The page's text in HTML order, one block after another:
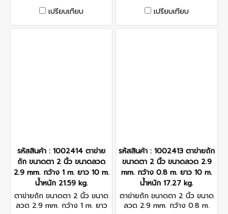
เปรียบเทียบ
เปรียบเทียบ
รหัสสินค้า : 1002414 ตาข่าย
ถัก ขนาดตา 2 นิ้ว ขนาดลวด
2.9 mm. กว้าง 1 m. ยาว 10 m.
น้ำหนัก 21.59 kg.
ตาข่ายถัก ขนาดตา 2 นิ้ว ขนาด
ลวด 2.9 mm. กว้าง 1 m. ยาว
รหัสสินค้า : 1002413 ตาข่ายถัก
ขนาดตา 2 นิ้ว ขนาดลวด 2.9
mm. กว้าง 0.8 m. ยาว 10 m.
น้ำหนัก 17.27 kg.
ตาข่ายถัก ขนาดตา 2 นิ้ว ขนาด
ลวด 2.9 mm. กว้าง 0.8 m.